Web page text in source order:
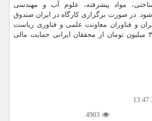
مواد پیشرفته، علوم آب و مهندسی
در صورت برگزاری كارگاه در ایران صندوق
و فناوران معاونت علمی و فناوری ریاست
جمهوری تا سقف ۳۶ میلیون تومان از محققان ایرانی حمایت مالی
4903